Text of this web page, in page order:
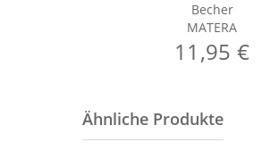
Becher
MATERA
11,95 €